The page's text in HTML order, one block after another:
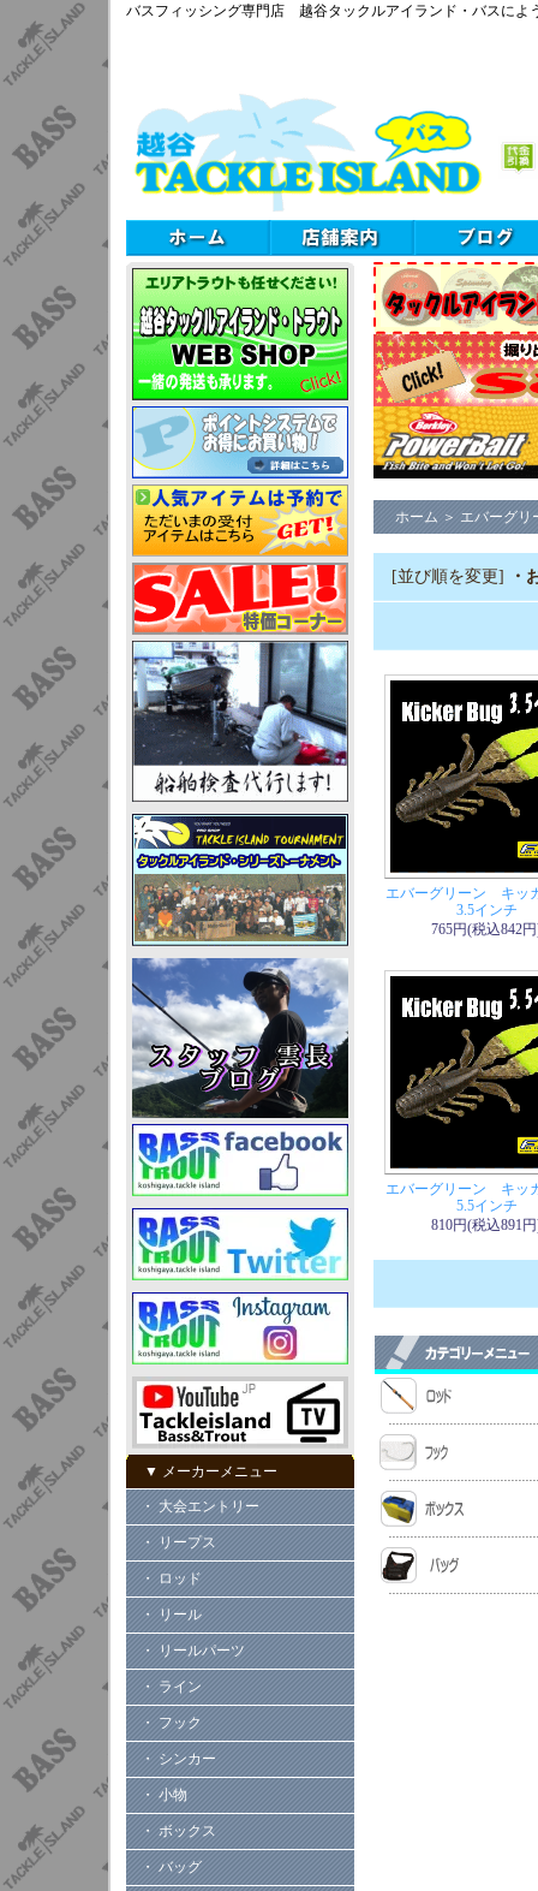
バスフィッシング専門店 越谷タックルアイランド・バスによ
▼ メーカーメニュー
・ 大会エントリー
・ リープス
・ ロッド
・ リール
・ リールパーツ
・ ライン
・ フック
・ シンカー
・ 小物
・ ボックス
・ バッグ
ホーム ＞ エバーグリ
[並び順を変更] ・
エバーグリーン キッ
3.5インチ
765円(税込842
エバーグリーン キッ
5.5インチ
810円(税込891